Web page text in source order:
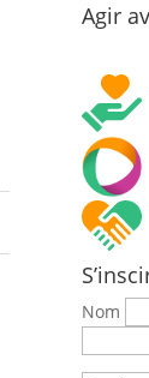
Agir
Nom